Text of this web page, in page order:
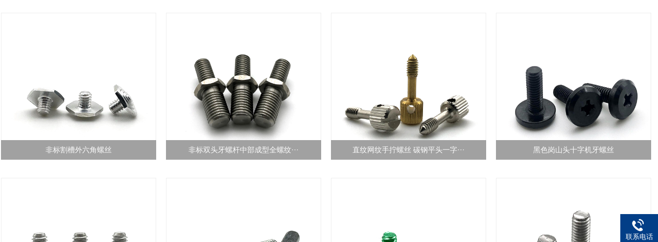
非标割槽外六角螺丝 非标双头牙螺杆中部成型全螺纹··· 直纹网纹手拧螺丝 碳钢平头一字··· 黑色岗山头十字机牙螺丝
联系电话